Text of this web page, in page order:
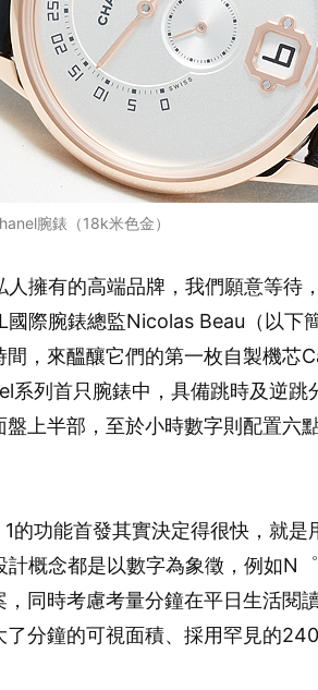
腕錶（18k米色金）
人擁有的高端品牌，我們願意等待
國際腕錶總監Nicolas Beau（以下
，來醞釀它們的第一枚自製機芯
系列首只腕錶中，具備跳時及逆跳
盤上半部，至於小時數字則配置六
的功能首發其實決定得很快，就是
計概念都是以數字為象徵，例如N
，同時考慮考量分鐘在平日生活閱
分鐘的可視面積、採用罕見的240